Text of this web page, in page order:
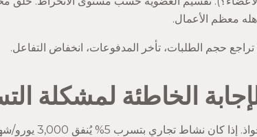
معظم الأعمال.
الخاطئة لمشكلة
كل عميل يتسرب يمثل استثماراً